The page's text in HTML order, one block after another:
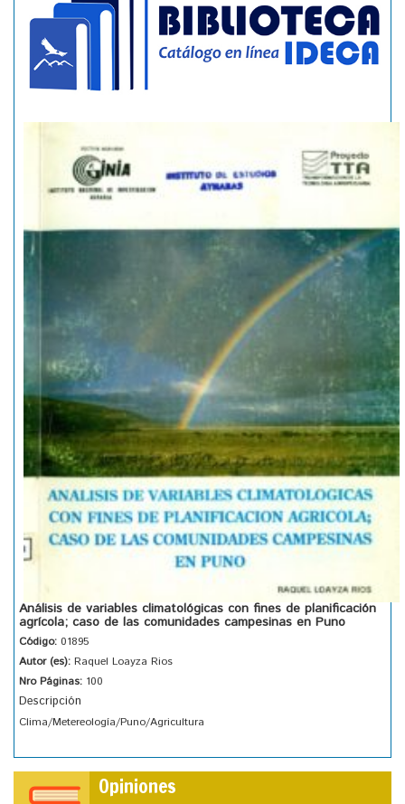
Análisis de variables climatológicas con fines de planificación
agrícola; caso de las comunidades campesinas en Puno
Código: 01895
Autor (es): Raquel Loayza Rios
Nro Páginas: 100
Descripción
Clima/Metereología/Puno/Agricultura
Opiniones